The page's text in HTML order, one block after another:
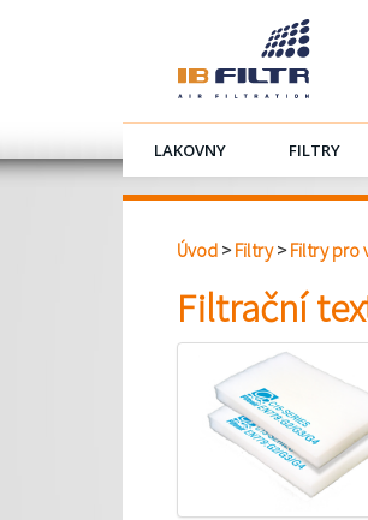
Úvod >Filtry>Filtry pro
Filtrační
LAKOVNY FILTRY